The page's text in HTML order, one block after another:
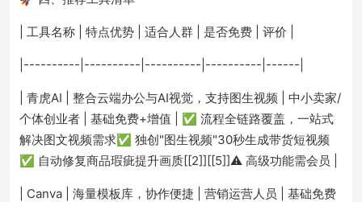
| 工具名称 | 特点优势 | 适合人群 | 是否免费 | 评价 |
|----------|----------|----------|----------|------|
| 青虎AI | 整合云端办公与AI视觉，支持图生视频 | 中小卖家/
个体创业者 | 基础免费+增值 | ✅ 流程全链路覆盖，一站式
解决图文视频需求✅ 独创"图生视频"30秒生成带货短视频
✅ 自动修复商品瑕疵提升画质[[2]][[5]]⚠️ 高级功能需会员 |
| Canva | 海量模板库，协作便捷 | 营销运营人员 | 基础免费